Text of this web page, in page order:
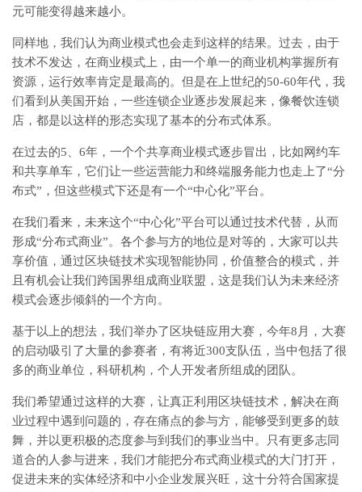
元可能变得越来越小。
同样地，我们认为商业模式也会走到这样的结果。过去，由于
技术不发达，在商业模式上，由一个单一的商业机构掌握所有
资源，运行效率肯定是最高的。但是在上世纪的50-60年代，我
们看到从美国开始，一些连锁企业逐步发展起来，像餐饮连锁
店，都是以这样的形态实现了基本的分布式体系。
在过去的5、6年，一个个共享商业模式逐步冒出，比如网约车
和共享单车，它们让一些运营能力和终端服务能力也走上了“分
布式”，但这些模式下还是有一个“中心化”平台。
在我们看来，未来这个“中心化”平台可以通过技术代替，从而
形成“分布式商业”。各个参与方的地位是对等的，大家可以共
享价值，通过区块链技术实现智能协同，价值整合的模式，并
且有机会让我们跨国界组成商业联盟，这是我们认为未来经济
模式会逐步倾斜的一个方向。
基于以上的想法，我们举办了区块链应用大赛，今年8月，大赛
的启动吸引了大量的参赛者，有将近300支队伍，当中包括了很
多的商业单位，科研机构，个人开发者所组成的团队。
我们希望通过这样的大赛，让真正利用区块链技术，解决在商
业过程中遇到问题的，存在痛点的参与方，能够受到更多的鼓
舞，并以更积极的态度参与到我们的事业当中。只有更多志同
道合的人参与进来，我们才能把分布式商业模式的大门打开，
促进未来的实体经济和中小企业发展兴旺，这十分符合国家提